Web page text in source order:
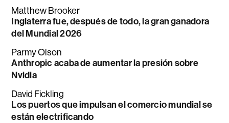
Matthew Brooker
Inglaterra fue, después de todo, la gran ganadora
del Mundial 2026
Parmy Olson
Anthropic acaba de aumentar la presión sobre
Nvidia
David Fickling
Los puertos que impulsan el comercio mundial se
están electrificando